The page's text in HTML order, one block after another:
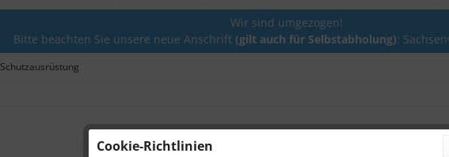
Wir sind umgezogen!
Bitte beachten Sie unsere neue Anschrift (gilt auch für Selbstabholung):
Schutzausrüstung
Cookie-Richtlinien